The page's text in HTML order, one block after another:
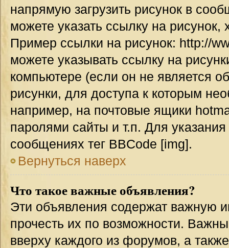
напрямую загрузить рисунок в
можете указать ссылку на
Пример ссылки на рисунок: http://
можете указывать ссылку на
компьютере (если он не является
рисунки, для доступа к которым
например, на почтовые ящики
паролями сайты и т.п. Для
сообщениях тег BBCode [img].
Вернуться наверх
Что такое важные объявления?
Эти объявления содержат
прочесть их по возможности.
вверху каждого из форумов, а